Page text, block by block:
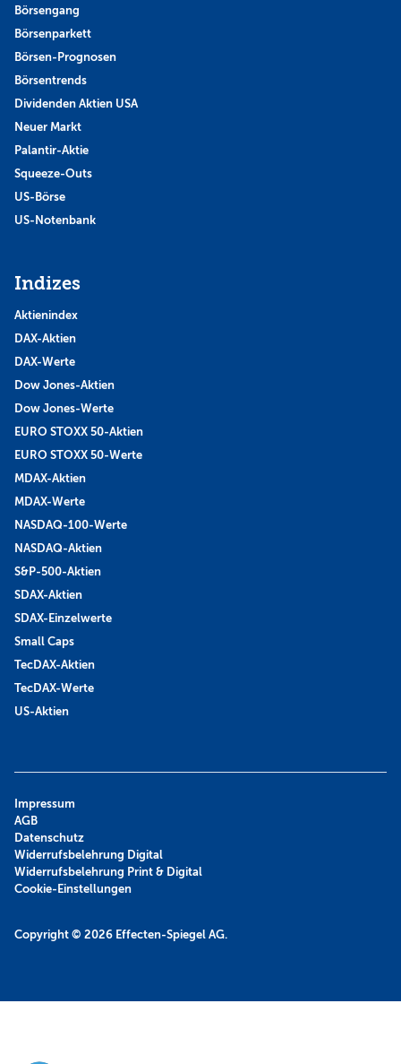
Börsengang
Börsenparkett
Börsen-Prognosen
Börsentrends
Dividenden Aktien USA
Neuer Markt
Palantir-Aktie
Squeeze-Outs
US-Börse
US-Notenbank
Indizes
Aktienindex
DAX-Aktien
DAX-Werte
Dow Jones-Aktien
Dow Jones-Werte
EURO STOXX 50-Aktien
EURO STOXX 50-Werte
MDAX-Aktien
MDAX-Werte
NASDAQ-100-Werte
NASDAQ-Aktien
S&P-500-Aktien
SDAX-Aktien
SDAX-Einzelwerte
Small Caps
TecDAX-Aktien
TecDAX-Werte
US-Aktien
Copyright © 2026 Effecten-Spiegel AG.
Impressum
AGB
Datenschutz
Widerrufsbelehrung Digital
Widerrufsbelehrung Print & Digital
Cookie-Einstellungen